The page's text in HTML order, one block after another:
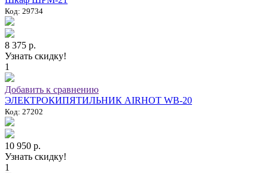
Код: 29734
8 375 р.
Узнать скидку!
1
Добавить к сравнению
ЭЛЕКТРОКИПЯТИЛЬНИК AIRHOT WB-20
Код: 27202
10 950 р.
Узнать скидку!
1